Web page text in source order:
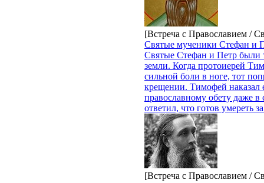
[Встреча с Православием /
Святые мученики Стефан и
Святые Стефан и Петр были
земли. Когда протоиерей
сильной боли в ноге, тот
крещении. Тимофей наказал
православному обету даже
ответил, что готов умереть
[Встреча с Православием /